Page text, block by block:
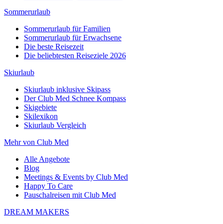
Sommerurlaub
Sommerurlaub für Familien
Sommerurlaub für Erwachsene
Die beste Reisezeit
Die beliebtesten Reiseziele 2026
Skiurlaub
Skiurlaub inklusive Skipass
Der Club Med Schnee Kompass
Skigebiete
Skilexikon
Skiurlaub Vergleich
Mehr von Club Med
Alle Angebote
Blog
Meetings & Events by Club Med
Happy To Care
Pauschalreisen mit Club Med
DREAM MAKERS